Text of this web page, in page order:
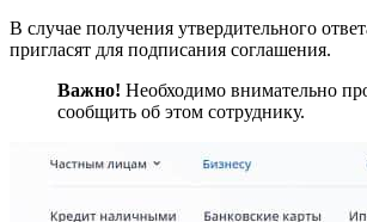
В случае получения утвердительного
пригласят для подписания соглашения.
Важно! Необходимо внимательно
сообщить об этом сотруднику.